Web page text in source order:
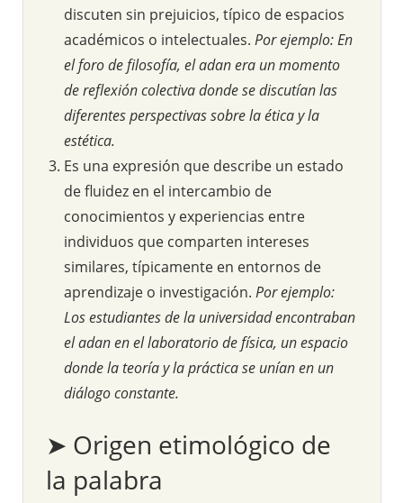
discuten sin prejuicios, típico de espacios
académicos o intelectuales. Por ejemplo: En
el foro de filosofía, el adan era un momento
de reflexión colectiva donde se discutían las
diferentes perspectivas sobre la ética y la
estética.
Es una expresión que describe un estado
de fluidez en el intercambio de
conocimientos y experiencias entre
individuos que comparten intereses
similares, típicamente en entornos de
aprendizaje o investigación. Por ejemplo:
Los estudiantes de la universidad encontraban
el adan en el laboratorio de física, un espacio
donde la teoría y la práctica se unían en un
diálogo constante.
➤ Origen etimológico de
la palabra